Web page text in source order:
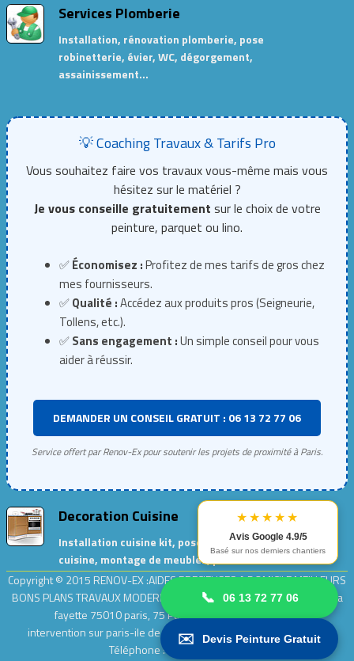
★★★★★
Avis Google 4.9/5
Basé sur nos derniers chantiers
📞 06 13 72 77 06
✉️ Devis Peinture Gratuit
Services Plomberie
Installation, rénovation plomberie, pose
robinetterie, évier, WC, dégorgement,
assainissement…
💡 Coaching Travaux & Tarifs Pro
Vous souhaitez faire vos travaux vous-même mais vous
hésitez sur le matériel ?
Je vous conseille gratuitement sur le choix de votre
peinture, parquet ou lino.
✅Économisez :Profitez de mes tarifs de gros chez
mes fournisseurs.
✅Qualité :Accédez aux produits pros (Seigneurie,
Tollens, etc.).
✅Sans engagement :Un simple conseil pour vous
aider à réussir.
DEMANDER UN CONSEIL GRATUIT : 06 13 72 77 06
Service offert par Renov-Ex pour soutenir les projets de proximité à Paris.
Decoration Cuisine
Installation cuisine kit, pose de meubles de
cuisine, montage de meubles, peinture cuisine…
Copyright © 2015 RENOV-EX :AIDES PRECIEUSES A DOMICILE.MEILLEURS
BONS PLANS TRAVAUX MODERNES ET ECOLOGIQUES| Adresse : rue la
fayette 75010 paris, 75 Paris .| EntrepriseRenov-ex
intervention sur paris-ile de france [ 75,77,78,91,92,93,94,95]
Téléphone : 0 9 54 64 64 55.